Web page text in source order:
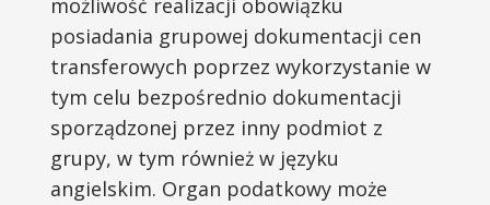
możliwość realizacji obowiązku
posiadania grupowej dokumentacji cen
transferowych poprzez wykorzystanie w
tym celu bezpośrednio dokumentacji
sporządzonej przez inny podmiot z
grupy, w tym również w języku
angielskim. Organ podatkowy może